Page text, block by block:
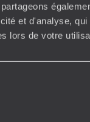
et d'analyse,
lors de votre